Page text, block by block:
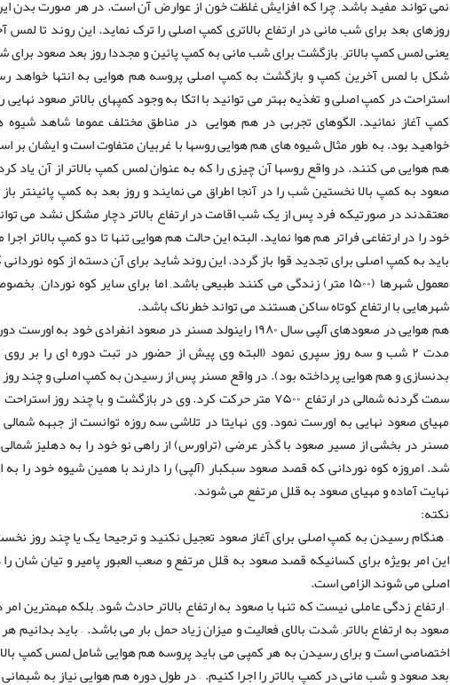
نمی تواند مفید باشد, چرا که افزایش غلظت خون از عوارض آن است. در هر صورت بدن این
روزهای بعد برای شب مانی در ارتفاع بالاتری کمپ اصلی را ترک نماید. این روند تا لمس
یعنی لمس کمپ بالاتر, بازگشت برای شب مانی به کمپ پائین و مجددا روز بعد صعود برای
شکل با لمس آخرین کمپ و بازگشت به کمپ اصلی پروسه هم هوایی به انتها خواهد
استراحت در کمپ اصلی و تغذیه بهتر می توانید با اتکا به وجود کمپهای بالاتر صعود
کمپ آغاز نمائید. الگوهای تجربی در هم هوایی در مناطق مختلف عموما شاهد
خواهید بود. به طور مثال شیوه های هم هوایی روسها با غربیان متفاوت است و ایشان بر
هم هوایی می کنند. در واقع روسها آن چیزی را که به عنوان لمس کمپ بالاتر از آن یاد
صعود به کمپ بالا نخستین شب را در آنجا اطراق می نمایند و روز بعد به کمپ پائینتر
معتقدند در صورتیکه فرد پس از یک شب اقامت در ارتفاع بالاتر دچار مشکل نشد می
خود را در ارتفاعی فراتر هم هوا نماید. البته این حالت هم هوایی تنها تا دو کمپ بالاتر
باید به کمپ اصلی برای تجدید قوا باز گردد. این روند شاید برای آن دسته از کوه
معمول شهرها (۱۵۰۰ متر) زندگی می کنند طبیعی باشد, اما برای سایر کوه
شهرهایی با ارتفاع کوتاه ساکن هستند می تواند خطرناک باشد.
هم هوایی در صعودهای آلپی سال ۱۹۸۰ راینولد مسنر در صعود انفرادی
مدت ۲ شب و سه روز سپری نمود (البته وی پیش از حضور در تبت دوره ای را بر روی
بدنسازی و هم هوایی پرداخته بود). در واقع مسنر پس از رسیدن به کمپ اصلی و چند روز
سمت گردنه شمالی در ارتفاع ۷۵۰۰ متر حرکت کرد. وی در بازگشت و با چند
مهیای صعود نهایی به اورست نمود. وی نهایتا در تلاشی سه روزه توانست از جبهه
مسنر در بخشی از مسیر صعود با گذر عرضی (تراورس) از راهی نو خود را به دهلیز شمالی
شد. امروزه کوه نوردانی که قصد صعود سبکبار (آلپی) را دارند با همین شیوه خود را
نهایت آماده و مهیای صعود به قلل مرتفع می شوند.
نکته:
– هنگام رسیدن به کمپ اصلی برای آغاز صعود تعجیل نکنید و ترجیحا یک یا چند روز
این امر بویژه برای کسانیکه قصد صعود به قلل مرتفع و صعب العبور پامیر و تیان شان را
اصلی می شوند الزامی است.
– ارتفاع زدگی عاملی نیست که تنها با صعود به ارتفاع بالاتر حادث شود, بلکه مهمترین
صعود به ارتفاع بالاتر, شدت بالای فعالیت و میزان زیاد حمل بار می باشد. – باید بدانیم
اختصاصی است و برای رسیدن به هر کمپی می باید پروسه هم هوایی شامل لمس کمپ
بعد صعود و شب مانی در کمپ بالاتر را اجرا کنیم. – در طول دوره هم هوایی نیاز به